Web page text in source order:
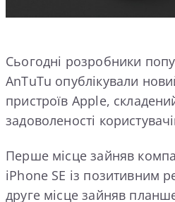
Сьогодні розробники
AnTuTu опублікували
пристроїв Apple,
задоволеності
Перше місце зайняв
iPhone SE із позитивним
друге місце зайняв